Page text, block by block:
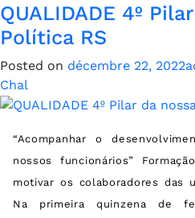
QUALIDADE 4º
Política RS
Posted on décembre 22, 2022
Chal
“Acompanhar o
nossos funcionários”
motivar os colaboradores das
Na primeira quinzena de